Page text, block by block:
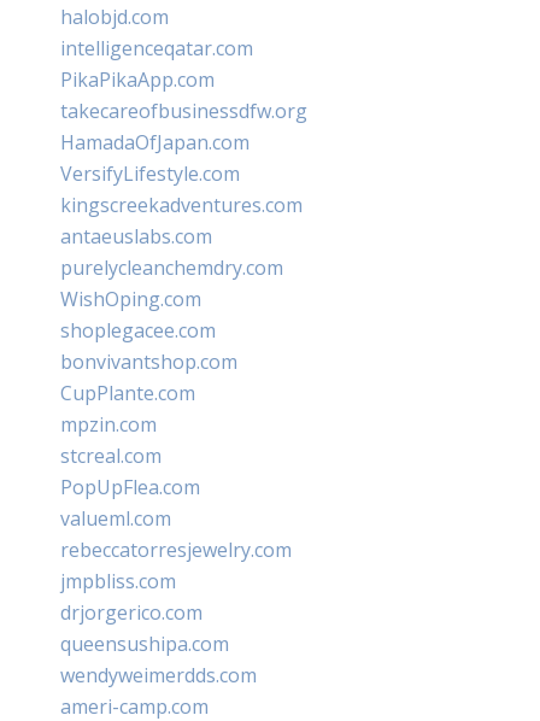
halobjd.com
intelligenceqatar.com
PikaPikaApp.com
takecareofbusinessdfw.org
HamadaOfJapan.com
VersifyLifestyle.com
kingscreekadventures.com
antaeuslabs.com
purelycleanchemdry.com
WishOping.com
shoplegacee.com
bonvivantshop.com
CupPlante.com
mpzin.com
stcreal.com
PopUpFlea.com
valueml.com
rebeccatorresjewelry.com
jmpbliss.com
drjorgerico.com
queensushipa.com
wendyweimerdds.com
ameri-camp.com